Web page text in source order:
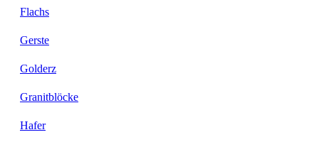
Flachs
Gerste
Golderz
Granitblöcke
Hafer